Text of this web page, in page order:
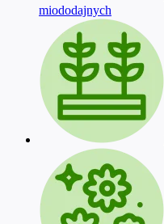
miododajnych